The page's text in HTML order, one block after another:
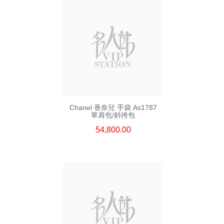
Chanel 香奈兒 手袋 As1787
單肩包/斜挎包
54,800.00